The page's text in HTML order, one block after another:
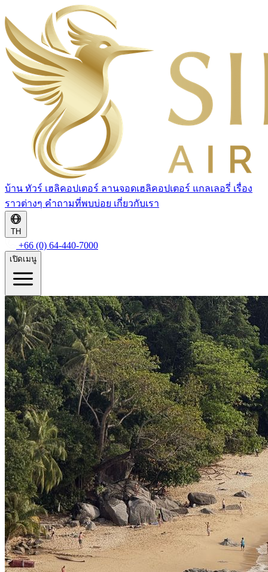
บ้าน ทัวร์ เฮลิคอปเตอร์ ลานจอดเฮลิคอปเตอร์ แกลเลอรี่ เรื่อง
ราวต่างๆ คำถามที่พบบ่อย เกี่ยวกับเรา
TH
+66 (0) 64-440-7000
เปิดเมนู